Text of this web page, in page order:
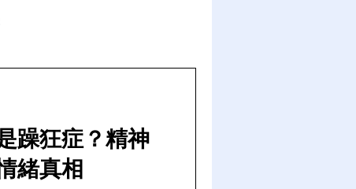
躁狂症？精神
緒真相